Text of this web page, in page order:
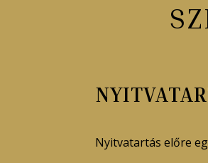
Nyitvatartás előre